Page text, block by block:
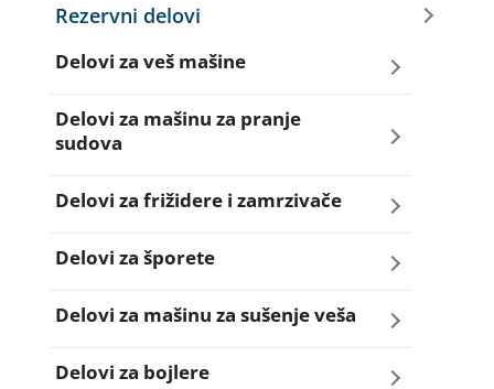
količina
Rezervni delovi
Delovi za veš mašine
Amortizeri za veš mašinu
Delovi za mašinu za pranje
sudova
Creva za sudo mašine
Dihtunzi za sudo mašine
Elektroventili za sudo mašine
Filteri za sudo mašine
Delovi za frižidere i zamrzivače
Aqua filteri za frižidere
Dihtunzi za frižidere i zamrzivače
Elektronika za frižidere i zamrzivače
Delovi za šporete
Dihtunzi za šporete
Dugmad za šporete
Delovi za mašinu za sušenje veša
Dihtunzi mašine za sušenje veša
Delovi za bojlere